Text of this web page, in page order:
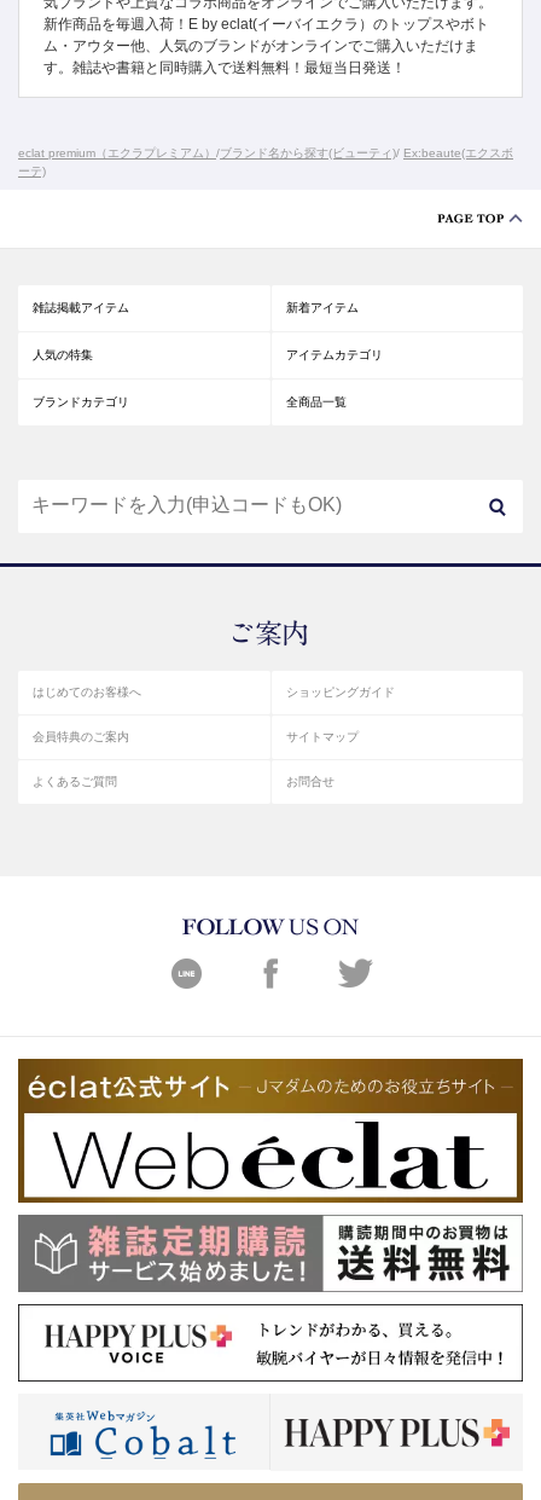
新作商品を毎週入荷！E by eclat(イーバイエクラ）のトップスやボト
ム・アウター他、人気のブランドがオンラインでご購入いただけま
す。雑誌や書籍と同時購入で送料無料！最短当日発送！
eclat premium（エクラプレミアム） /ブランド名から探す(ビューティ)/ Ex:beaute(エクスボ
ーテ)
雑誌掲載アイテム 新着アイテム
人気の特集 アイテムカテゴリ
ブランドカテゴリ 全商品一覧
はじめてのお客様へ ショッピングガイド
会員特典のご案内 サイトマップ
よくあるご質問 お問合せ